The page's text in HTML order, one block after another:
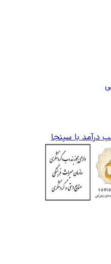
درآمد با سپنجا